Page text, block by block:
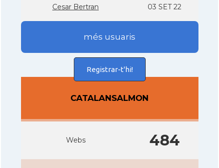
Cesar Bertran 03 SET 22
més usuaris
Registrar-t'hi!
CATALANSALMON
Webs 484